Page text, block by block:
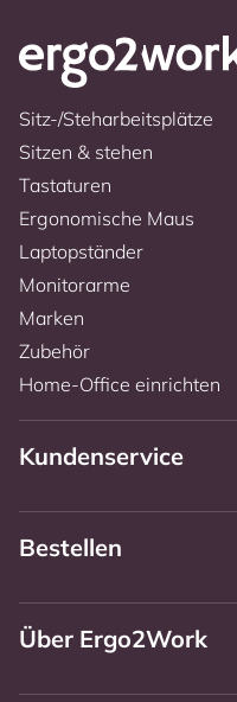
Sitz-/Steharbeitsplätze
Sitzen & stehen
Tastaturen
Ergonomische Maus
Laptopständer
Monitorarme
Marken
Zubehör
Home-Office einrichten
Kundenservice
Bestellen
Über Ergo2Work